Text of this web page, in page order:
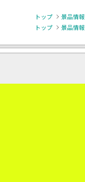
トップ 景品情報
トップ
景品情報